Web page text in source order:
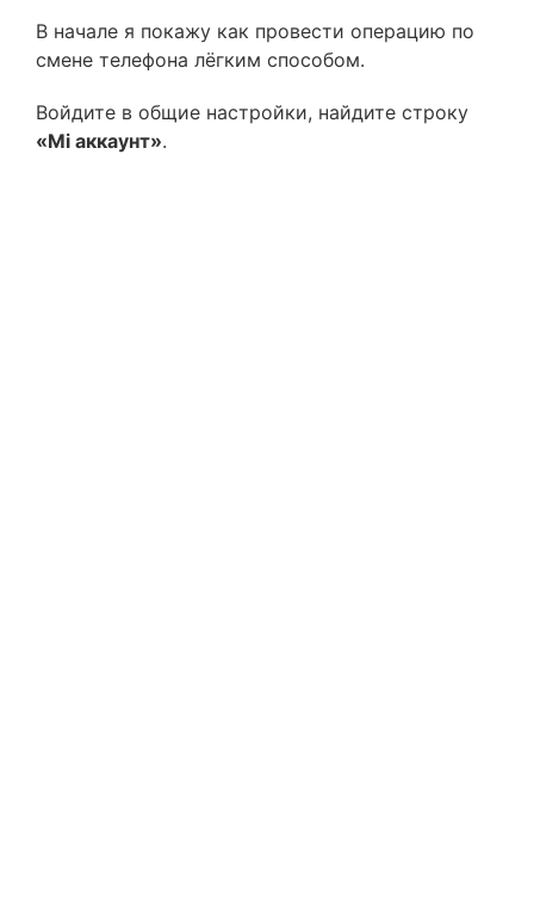
В начале я покажу как провести операцию по
смене телефона лёгким способом.
Войдите в общие настройки, найдите строку
«Mi аккаунт».